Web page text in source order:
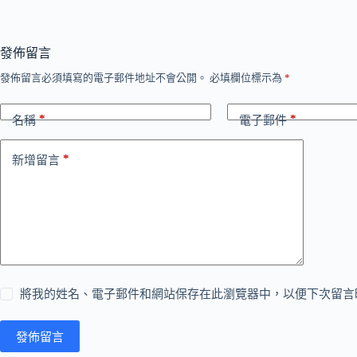
發佈留言
發佈留言必須填寫的電子郵件地址不會公開。 必填欄位標示為 *
名稱* 電子郵件*
新增留言 *
將我的姓名、電子郵件和網站保存在此瀏覽器中，以便下次留言
發佈留言